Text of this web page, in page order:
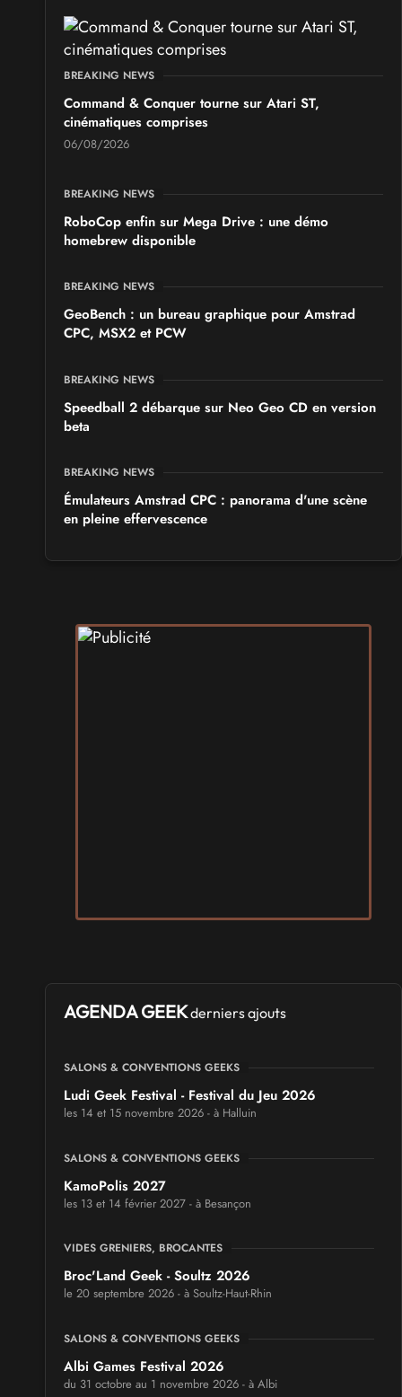
BREAKING NEWS
Command & Conquer tourne sur Atari ST,
cinématiques comprises
06/08/2026
BREAKING NEWS
RoboCop enfin sur Mega Drive : une démo
homebrew disponible
BREAKING NEWS
GeoBench : un bureau graphique pour Amstrad
CPC, MSX2 et PCW
BREAKING NEWS
Speedball 2 débarque sur Neo Geo CD en version
beta
BREAKING NEWS
Émulateurs Amstrad CPC : panorama d'une scène
en pleine effervescence
AGENDA GEEKderniers ajouts
SALONS & CONVENTIONS GEEKS
Ludi Geek Festival - Festival du Jeu 2026
les 14 et 15 novembre 2026 - à Halluin
SALONS & CONVENTIONS GEEKS
KamoPolis 2027
les 13 et 14 février 2027 - à Besançon
VIDES GRENIERS, BROCANTES
Broc'Land Geek - Soultz 2026
le 20 septembre 2026 - à Soultz-Haut-Rhin
SALONS & CONVENTIONS GEEKS
Albi Games Festival 2026
du 31 octobre au 1 novembre 2026 - à Albi